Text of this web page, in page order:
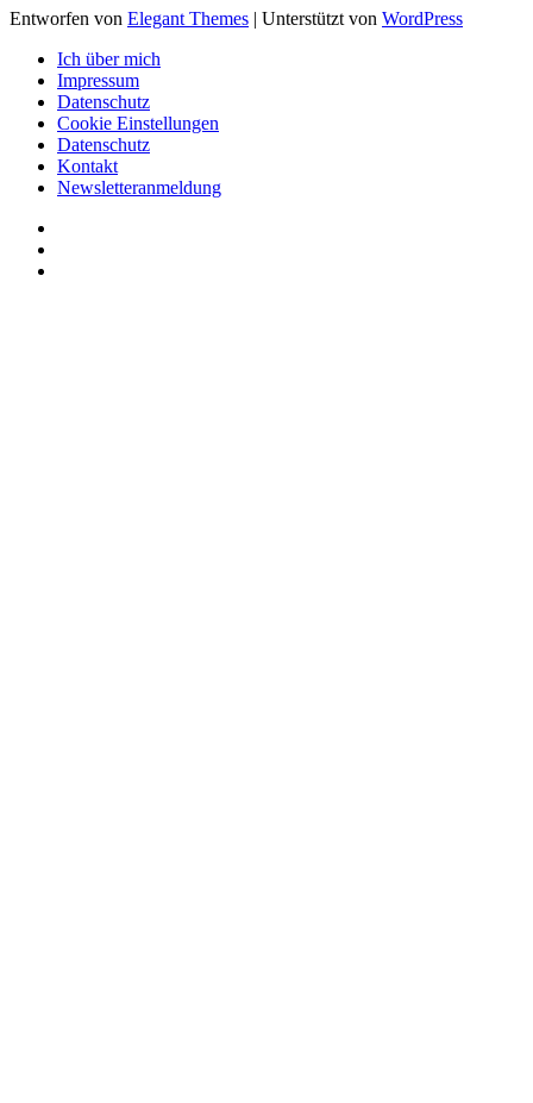
Entworfen von Elegant Themes | Unterstützt von WordPress
Ich über mich
Impressum
Datenschutz
Cookie Einstellungen
Datenschutz
Kontakt
Newsletteranmeldung